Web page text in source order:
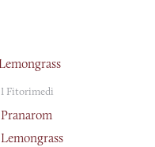
I Fitorimedi
Pranarom
Lemongrass